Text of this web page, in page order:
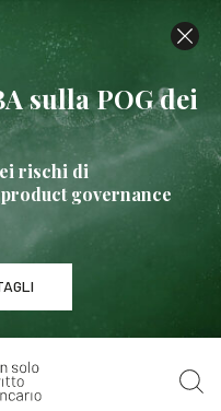
sulla POG dei
rischi di
governance
dei prodotti